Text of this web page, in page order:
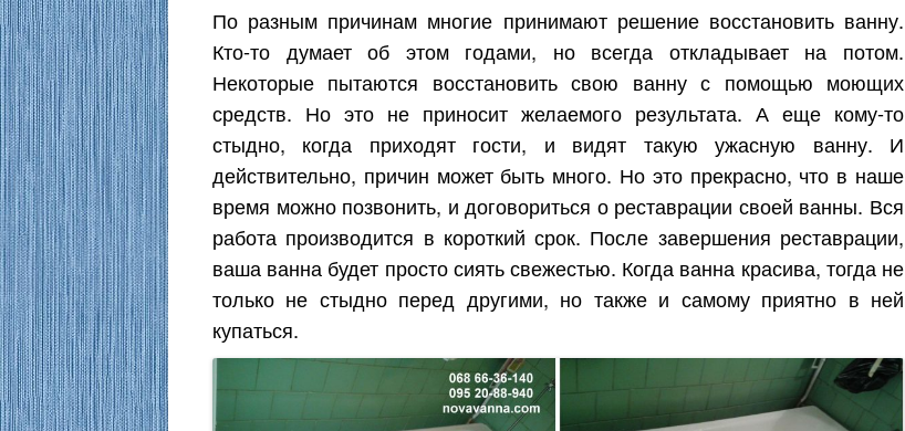
По разным причинам многие принимают решение восстановить ванну.
Кто-то думает об этом годами, но всегда откладывает на потом.
Некоторые пытаются восстановить свою ванну с помощью моющих
средств. Но это не приносит желаемого результата. А еще кому-то
стыдно, когда приходят гости, и видят такую ужасную ванну. И
действительно, причин может быть много. Но это прекрасно, что в наше
время можно позвонить, и договориться о реставрации своей ванны. Вся
работа производится в короткий срок. После завершения реставрации,
ваша ванна будет просто сиять свежестью. Когда ванна красива, тогда не
только не стыдно перед другими, но также и самому приятно в ней
купаться.